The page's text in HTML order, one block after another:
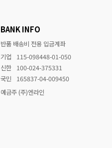
BANK INFO
반품 배송비 전용 입금계좌
기업
115-098448-01-050
신한
100-024-375331
국민
165837-04-009450
예금주 (주)엔라인